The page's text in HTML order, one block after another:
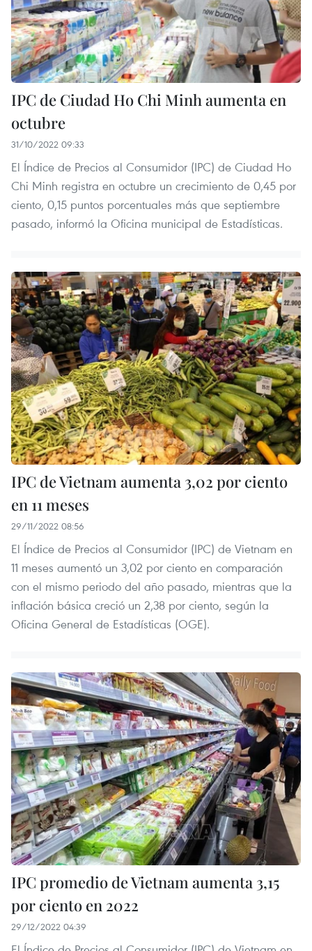
IPC de Ciudad Ho Chi Minh aumenta en
octubre
31/10/2022 09:33
El Índice de Precios al Consumidor (IPC) de Ciudad Ho
Chi Minh registra en octubre un crecimiento de 0,45 por
ciento, 0,15 puntos porcentuales más que septiembre
pasado, informó la Oficina municipal de Estadísticas.
IPC de Vietnam aumenta 3,02 por ciento
en 11 meses
29/11/2022 08:56
El Índice de Precios al Consumidor (IPC) de Vietnam en
11 meses aumentó un 3,02 por ciento en comparación
con el mismo periodo del año pasado, mientras que la
inflación básica creció un 2,38 por ciento, según la
Oficina General de Estadísticas (OGE).
IPC promedio de Vietnam aumenta 3,15
por ciento en 2022
29/12/2022 04:39